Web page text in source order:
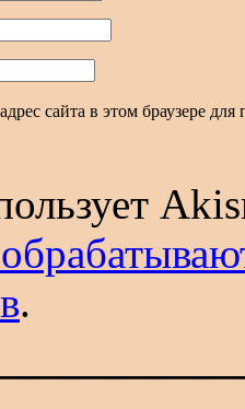
сайта в этом браузере
.